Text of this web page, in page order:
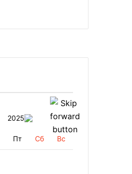
2025
Пт Сб Вс